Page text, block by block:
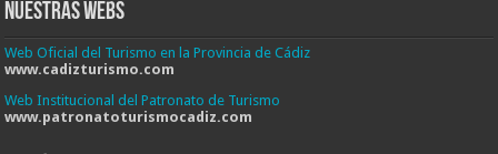
Nuestras Webs
Web Oficial del Turismo en la Provincia de Cádiz
www.cadizturismo.com
Web Institucional del Patronato de Turismo
www.patronatoturismocadiz.com